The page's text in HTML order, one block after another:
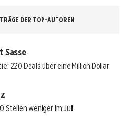
DER TOP-AUTOREN
Sasse
220 Deals über eine Million Dollar
Stellen weniger im Juli